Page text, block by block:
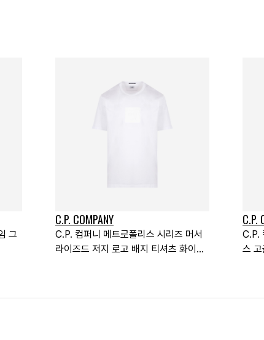
그
C.P. COMPANY
C.P. 컴퍼니 메트로폴리스 시리즈 머서
라이즈드 저지 로고 배지 티셔츠 화이트
C.P.
C.P.
스